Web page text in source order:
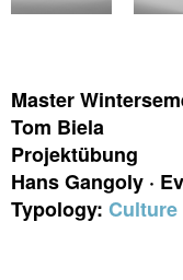
Master
Tom Biela
Projektübung
Hans Gangoly ·
Typology: Culture